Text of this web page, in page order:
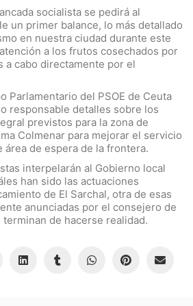
socialista se pedirá al
un primer balance, lo más detallado
en nuestra ciudad durante este
a los frutos cosechados por
a cabo directamente por el
Parlamentario del PSOE de Ceuta
responsable detalles sobre los
previstos para la zona de
Colmenar para mejorar el servicio
área de espera de la frontera.
interpelarán al Gobierno local
han sido las actuaciones
de El Sarchal, otra de esas
anunciadas por el consejero de
de hacerse realidad.